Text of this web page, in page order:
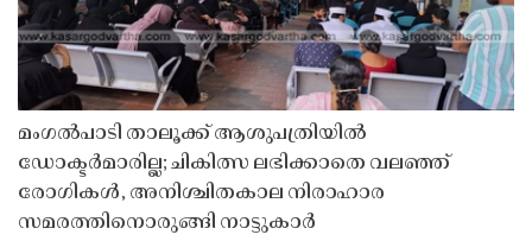
മംഗൽപാടി താലൂക്ക് ആശുപത്രിയിൽ
ഡോക്ടർമാരില്ല; ചികിത്സ ലഭിക്കാതെ വലഞ്ഞ്
രോഗികൾ, അനിശ്ചിതകാല നിരാഹാര
സമരത്തിനൊരുങ്ങി നാട്ടുകാർ